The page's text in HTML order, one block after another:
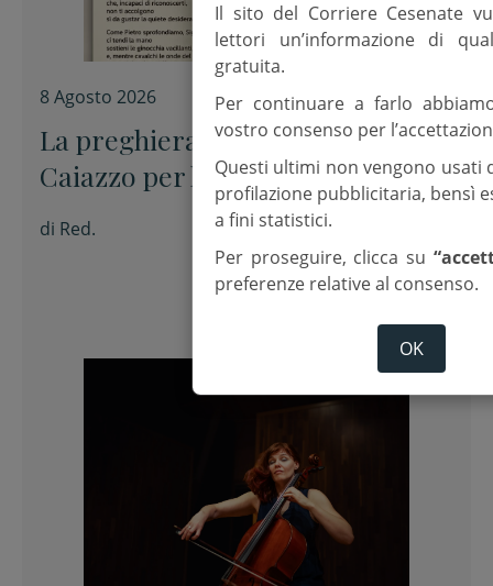
8 Agosto 2026
La preghiera dell’arcivescovo
Caiazzo per la XIX domenica del
Tempo ordinario
di Red.
Il sito del Corriere Cesenate
lettori un’informazione di
gratuita.
Per continuare a farlo
vostro consenso per
Questi ultimi non vengono usati
profilazione pubblicitaria, bensì
a fini statistici.
Per proseguire, clicca su
preferenze relative al consenso.
OK